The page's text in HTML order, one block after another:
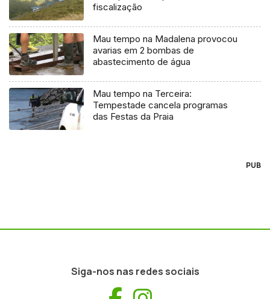
fiscalização
Mau tempo na Madalena provocou
avarias em 2 bombas de
abastecimento de água
Mau tempo na Terceira:
Tempestade cancela programas
das Festas da Praia
PUB
Siga-nos nas redes sociais